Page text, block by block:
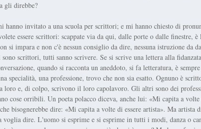
gli direbbe?
hanno invitato a una scuola per scrittori; e mi hanno chiesto di
essere scrittori: scappate via da qui, dalle porte o dalle finestre, è
si impara e non c'è nessun consiglio da dire, nessuna istruzione da
scrittori, tutti sanno scrivere. Se si scrive una lettera alla
quando si racconta un aneddoto, si fa letteratura, è sempre
specialità, una professione, trovo che non sia esatto. Ognuno è
loro e, di colpo, scrivono il loro capolavoro. Gli altri sono dei
cose orribili. Un poeta polacco diceva, anche lui: «Mi capita a volte
bisognerebbe dire: «Mi capita a volte di essere artista». Ma artista
voglia dire. L'uomo si esprime e si esprime in tutti i modi, danza o